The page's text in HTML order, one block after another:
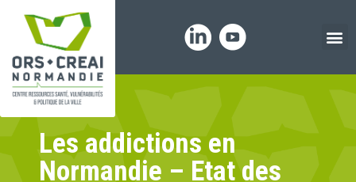
Les addictions en
Normandie – Etat des
Panneau de gestion des cookies